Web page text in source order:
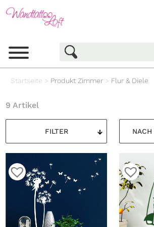
Startseite > Produkt Zimmer > Flur & Diele
FILTER
9 Artikel